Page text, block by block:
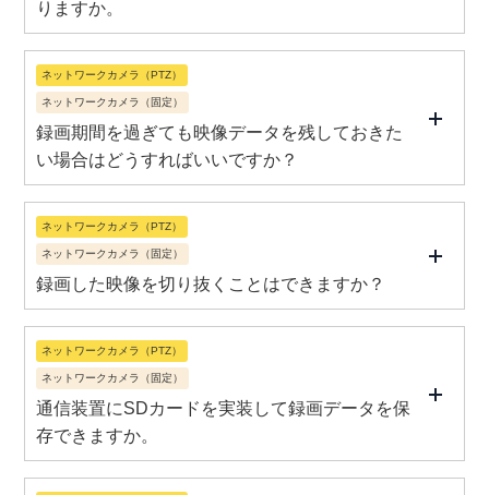
りますか。
ネットワークカメラ（PTZ）
ネットワークカメラ（固定）
録画期間を過ぎても映像データを残しておきた
い場合はどうすればいいですか？
ネットワークカメラ（PTZ）
ネットワークカメラ（固定）
録画した映像を切り抜くことはできますか？
ネットワークカメラ（PTZ）
ネットワークカメラ（固定）
通信装置にSDカードを実装して録画データを保
存できますか。